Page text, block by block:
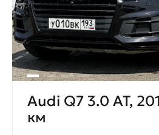
Audi Q7 3.0 AT,
км